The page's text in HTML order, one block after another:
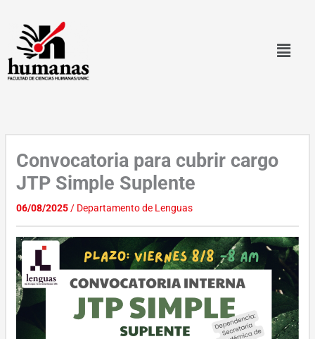
contenido
Convocatoria para cubrir cargo
JTP Simple Suplente
06/08/2025/ Departamento de Lenguas